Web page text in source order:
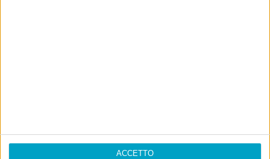
ACCETTO